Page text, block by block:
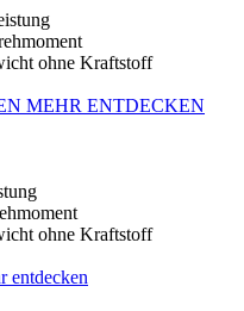
ohne Kraftstoff
MEHR ENTDECKEN
ohne Kraftstoff
entdecken